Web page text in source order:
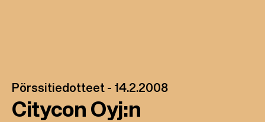
Pörssitiedotteet - 14.2.2008
Citycon Oyj:n